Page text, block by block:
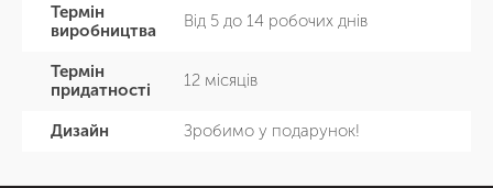
Термін
виробництва
Від 5 до 14 робочих днів
Термін
придатності
12 місяців
Дизайн Зробимо у подарунок!